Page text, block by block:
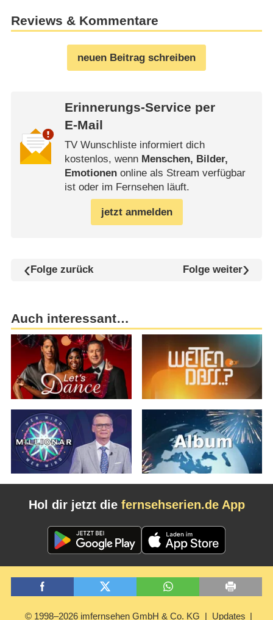
Reviews & Kommentare
neuen Beitrag schreiben
Erinnerungs-Service per
E-Mail
TV Wunschliste informiert dich
kostenlos, wenn Menschen, Bilder,
Emotionenonline als Stream verfügbar
ist oder im Fernsehen läuft.
jetzt anmelden
Folge zurück Folge weiter
Auch interessant…
Hol dir jetzt die fernsehserien.de App
© 1998–2026 imfernsehen GmbH & Co. KG Updates